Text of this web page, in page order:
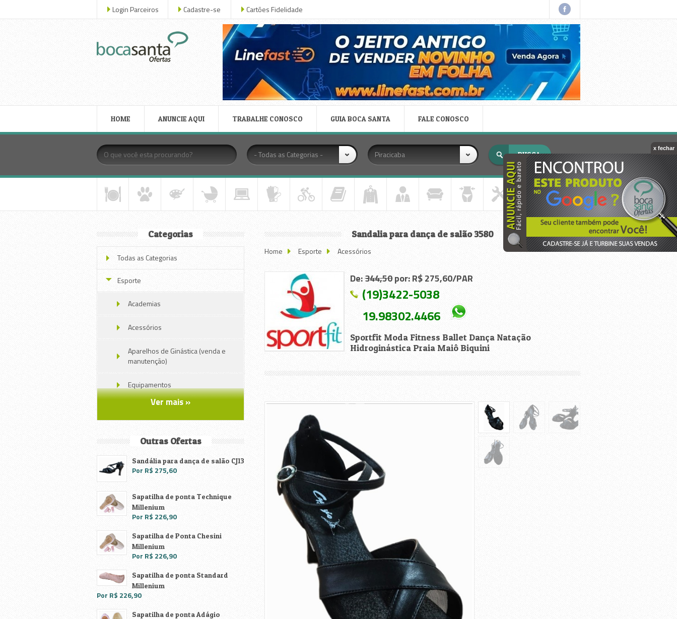
Login Parceiros Cadastre-se Cartões Fidelidade
HOME ANUNCIE AQUI TRABALHE CONOSCO GUIA BOCA SANTA FALE CONOSCO
- Todas as Categorias - Piracicaba
Sandalia para dança de salão 3580
Home
Esporte Acessórios
De:344,50por: R$ 275,60/PAR
(19)3422-5038
19.98302.4466
Sportfit Moda Fitness Ballet Dança Natação
Hidroginástica Praia Maiô Biquini
Categorias
Todas as Categorias
Esporte
Academias
Acessórios
Aparelhos de Ginástica (venda e
manutenção)
Equipamentos
Roupas e uniformes
Skate , Acessórios
Ver mais »
Outras Ofertas
Sandália para dança de salão CJ13
Por R$ 275,60
Sapatilha de ponta Technique
Millenium
Por R$ 226,90
Sapatilha de Ponta Chesini
Millenium
Por R$ 226,90
Sapatilha de ponta Standard
Millenium
Por R$ 226,90
Sapatilha de ponta Adágio
x fechar